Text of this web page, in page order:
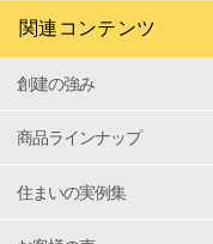
関連コンテンツ
創建の強み
商品ラインナップ
住まいの実例集